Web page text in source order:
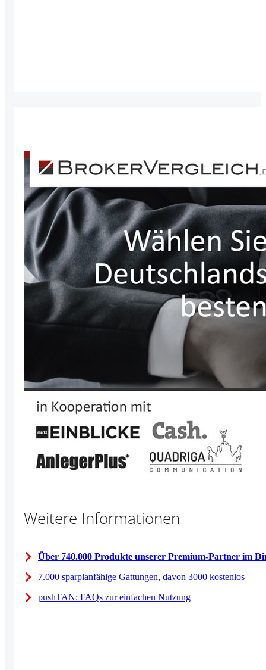
Weitere Informationen
Über 740.000 Produkte unserer Premium-Partner im
7.000 sparplanfähige Gattungen, davon 3000 kostenlos
pushTAN: FAQs zur einfachen Nutzung